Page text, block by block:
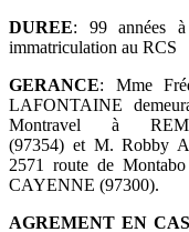
DUREE: 99 années
immatriculation au RCS
GERANCE: Mme
LAFONTAINE
Montravel à
(97354) et M. Robby
2571 route de
CAYENNE (97300).
AGREMENT EN